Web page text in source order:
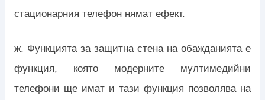
стационарния телефон нямат ефект.
ж. Функцията за защитна стена на обажданията е
функция, която модерните мултимедийни
телефони ще имат и тази функция позволява на